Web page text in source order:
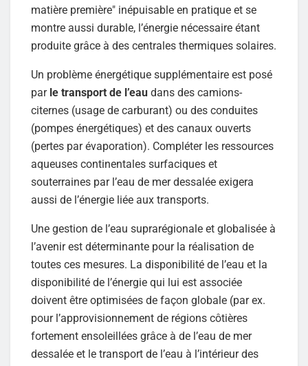
matière première" inépuisable en pratique et se
montre aussi durable, l’énergie nécessaire étant
produite grâce à des centrales thermiques solaires.
Un problème énergétique supplémentaire est posé
par le transport de l’eau dans des camions-
citernes (usage de carburant) ou des conduites
(pompes énergétiques) et des canaux ouverts
(pertes par évaporation). Compléter les ressources
aqueuses continentales surfaciques et
souterraines par l’eau de mer dessalée exigera
aussi de l’énergie liée aux transports.
Une gestion de l’eau suprarégionale et globalisée à
l’avenir est déterminante pour la réalisation de
toutes ces mesures. La disponibilité de l’eau et la
disponibilité de l’énergie qui lui est associée
doivent être optimisées de façon globale (par ex.
pour l’approvisionnement de régions côtières
fortement ensoleillées grâce à de l’eau de mer
dessalée et le transport de l’eau à l’intérieur des